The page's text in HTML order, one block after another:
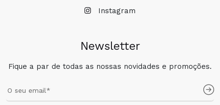
Instagram
Newsletter
Fique a par de todas as nossas novidades e promoções.